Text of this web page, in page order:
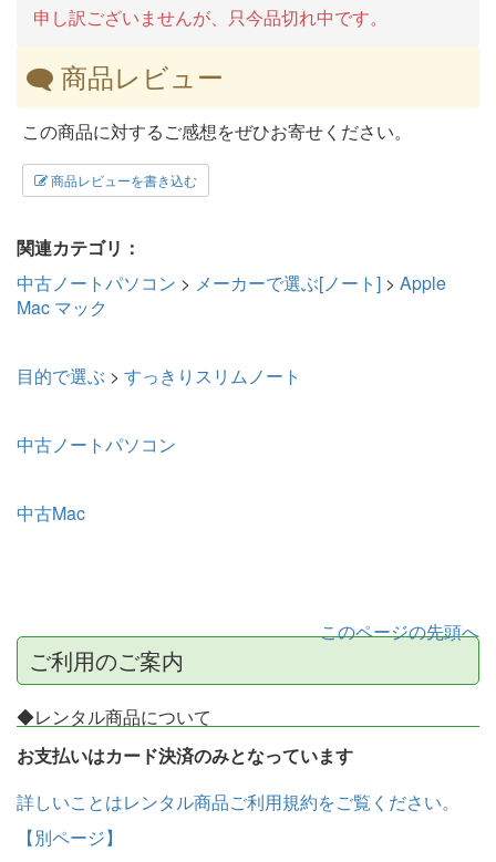
申し訳ございませんが、只今品切れ中です。
商品レビュー
この商品に対するご感想をぜひお寄せください。
商品レビューを書き込む
関連カテゴリ：
中古ノートパソコン > メーカーで選ぶ[ノート] > Apple
Mac マック
目的で選ぶ > すっきりスリムノート
中古ノートパソコン
中古Mac
このページの先頭へ
ご利用のご案内
◆レンタル商品について
お支払いはカード決済のみとなっています
詳しいことはレンタル商品ご利用規約をご覧ください。
【別ページ】